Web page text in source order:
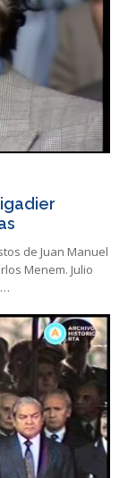
de Juan Manuel
Menem. Julio